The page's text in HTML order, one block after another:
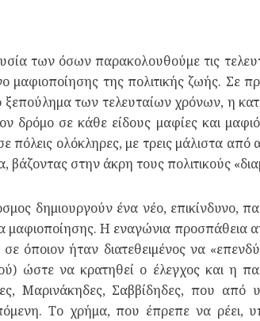
των όσων παρακολουθούμε τις
μαφιοποίησης της πολιτικής ζωής.
ξεπούλημα των τελευταίων χρόνων, η
δρόμο σε κάθε είδους μαφίες και
πόλεις ολόκληρες, με τρεις μάλιστα από
στην άκρη τους πολιτικούς
δημιουργούν ένα νέο,
μαφιοποίησης. Η εναγώνια προσπάθεια
όποιον ήταν διατεθειμένος να
ώστε να κρατηθεί ο έλεγχος και η
Μαρινάκηδες, Σαββίδηδες, που από
Το χρήμα, που έπρεπε να ρέει,